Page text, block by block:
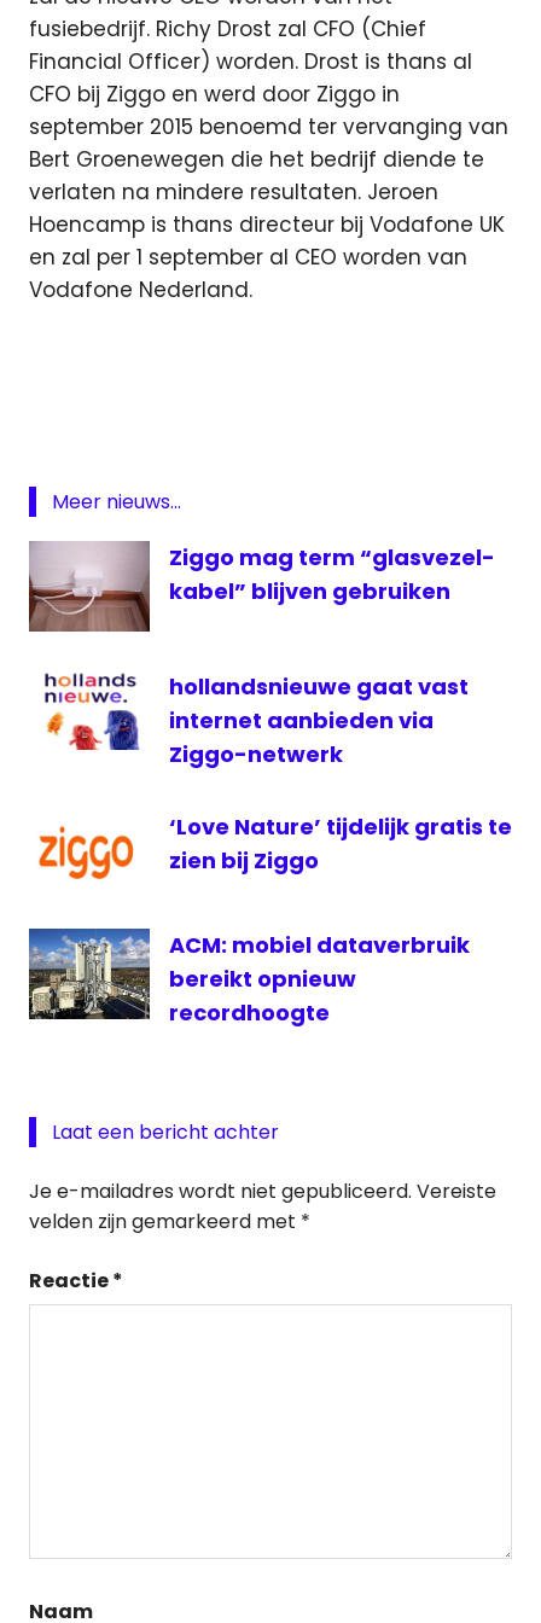
fusiebedrijf. Richy Drost zal CFO (Chief
Financial Officer) worden. Drost is thans al
CFO bij Ziggo en werd door Ziggo in
september 2015 benoemd ter vervanging van
Bert Groenewegen die het bedrijf diende te
verlaten na mindere resultaten. Jeroen
Hoencamp is thans directeur bij Vodafone UK
en zal per 1 september al CEO worden van
Vodafone Nederland.
ezine
kabel
telefoon
Vodafone
ziggo
Meer nieuws...
Ziggo mag term “glasvezel-
kabel” blijven gebruiken
hollandsnieuwe gaat vast
internet aanbieden via
Ziggo-netwerk
‘Love Nature’ tijdelijk gratis te
zien bij Ziggo
ACM: mobiel dataverbruik
bereikt opnieuw
recordhoogte
Laat een bericht achter
Je e-mailadres wordt niet gepubliceerd. Vereiste
velden zijn gemarkeerd met *
Reactie*
Naam